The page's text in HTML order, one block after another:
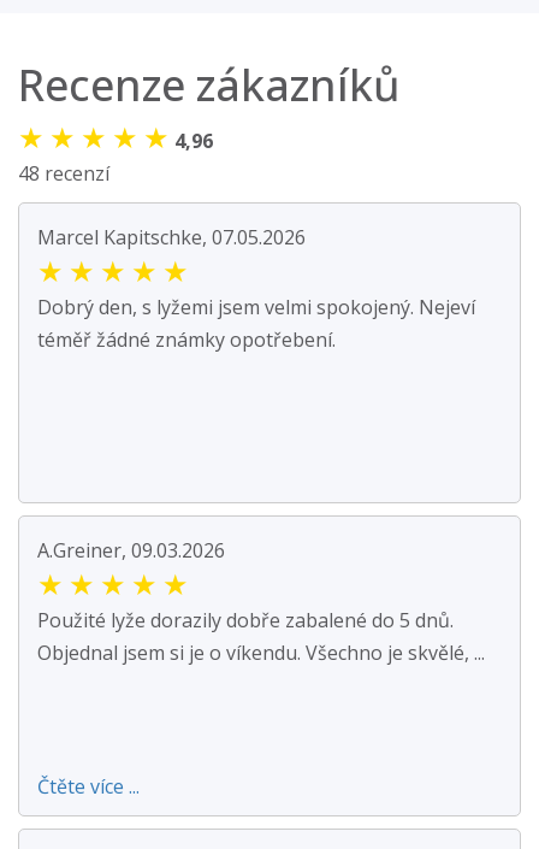
Recenze zákazníků
★ ★ ★ ★ ★ 4,96
48 recenzí
Marcel Kapitschke, 07.05.2026
★ ★ ★ ★ ★
Dobrý den, s lyžemi jsem velmi spokojený. Nejeví
téměř žádné známky opotřebení.
A.Greiner, 09.03.2026
★ ★ ★ ★ ★
Použité lyže dorazily dobře zabalené do 5 dnů.
Objednal jsem si je o víkendu. Všechno je skvělé, ...
Čtěte více ...